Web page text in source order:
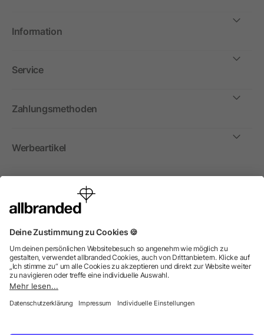
Information
Service
Zahlungsmethoden
Werbeartikel
International
Wir verkaufen Werbeartikel, Werbemittel und